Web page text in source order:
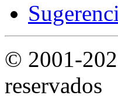
© 2001-
reservados